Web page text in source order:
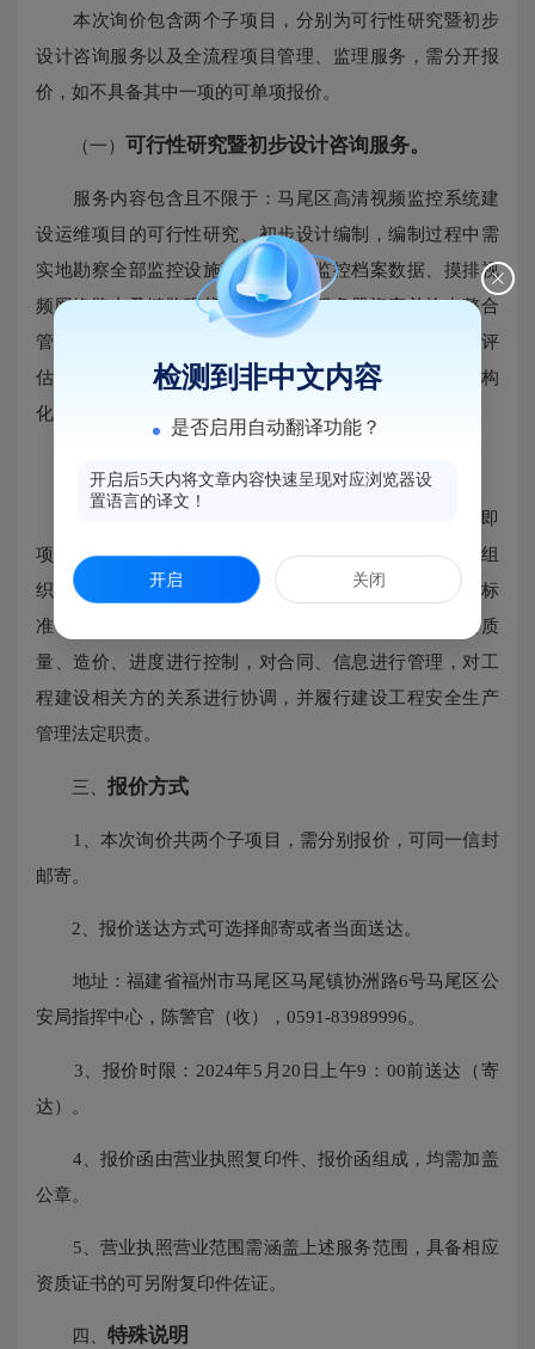
本次询价包含两个子项目，分别为可行性研究暨初步
设计咨询服务以及全流程项目管理、监理服务，需分开报
价，如不具备其中一项的可单项报价。
（一） 可行性研究暨初步设计咨询服务。
服务内容包含且不限于：马尾区高清视频监控系统建
设运维项目的可行性研究、初步设计编制，编制过程中需
实地勘察全部监控设施现状、梳理监控档案数据、摸排视
频网络路由及链路现状，确认后台服务器资产并给出整合
管理方案。同时需对所有进出马尾区界道路进行摸排和评
估，对全区监控进行网格化细分并规划设施、设备结构
化、智能化替代换新方案等。
全流程项目管理、监理服务。
服务内容包含且不限于：开展项目整体监测和管控即
项目的投资决策开始到项目结束的全过程进行计划、组
织、指挥、协调、控制和评价。根据法律法规、行业标
准、勘察设计文件及合同等，在施工阶段对建设工程质
量、造价、进度进行控制，对合同、信息进行管理，对工
程建设相关方的关系进行协调，并履行建设工程安全生产
管理法定职责。
三、报价方式
1、本次询价共两个子项目，需分别报价，可同一信封
邮寄。
2、报价送达方式可选择邮寄或者当面送达。
地址：福建省福州市马尾区马尾镇协洲路6号马尾区公
安局指挥中心，陈警官（收），0591-83989996。
3、报价时限：2024年5月20日上午9：00前送达（寄
达）。
4、报价函由营业执照复印件、报价函组成，均需加盖
公章。
5、营业执照营业范围需涵盖上述服务范围，具备相应
资质证书的可另附复印件佐证。
四、特殊说明
检测到非中文内容
是否启用自动翻译功能？
开启后5天内将文章内容快速呈现对应浏览器设
置语言的译文！
开启 关闭